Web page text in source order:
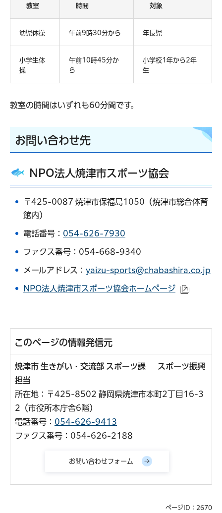
教室 時間 対象
幼児体操 午前9時30分から 年長児
小学生体
操
午前10時45分か
ら
小学校1年から2年
生
教室の時間はいずれも60分間です。
お問い合わせ先
NPO法人焼津市スポーツ協会
〒425-0087 焼津市保福島1050（焼津市総合体育
館内）
電話番号： 054-626-7930
ファクス番号：054-668-9340
メールアドレス： yaizu-sports@chabashira.co.jp
NPO法人焼津市スポーツ協会ホームページ
このページの情報発信元
焼津市 生きがい・交流部 スポーツ課 スポーツ振興
担当
所在地：〒425-8502 静岡県焼津市本町2丁目16-3
2（市役所本庁舎6階）
電話番号： 054-626-9413
ファクス番号：054-626-2188
ページID：2670